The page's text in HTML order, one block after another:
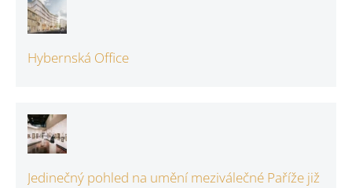
Hybernská Office
Jedinečný pohled na umění meziválečné Paříže již